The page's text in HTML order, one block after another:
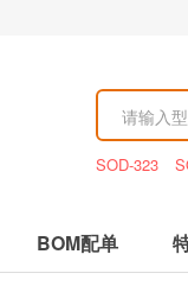
SOD-323
BOM配单